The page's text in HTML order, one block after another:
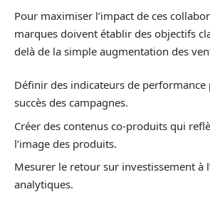
Pour maximiser l’impact de ces
marques doivent établir des objectifs
delà de la simple augmentation des
Définir des indicateurs de
succès des campagnes.
Créer des contenus co-produits qui
l’image des produits.
Mesurer le retour sur investissement à
analytiques.